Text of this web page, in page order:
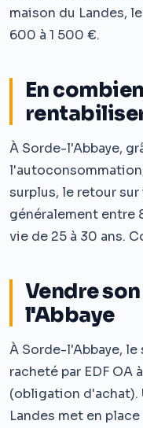
maison du Landes,
600 à 1 500 €.
En
À Sorde-l'Abbaye,
surplus, le retour
généralement entre
vie de 25 à 30 ans.
Vendre
l'Abbaye
À Sorde-l'Abbaye,
racheté par EDF OA
(obligation d'achat).
Landes met en